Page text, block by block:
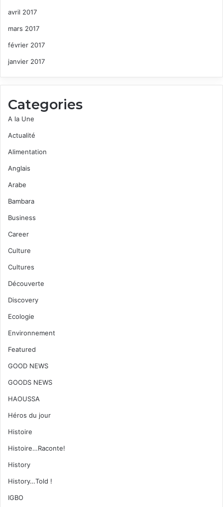
avril 2017
mars 2017
février 2017
janvier 2017
Categories
A la Une
Actualité
Alimentation
Anglais
Arabe
Bambara
Business
Career
Culture
Cultures
Découverte
Discovery
Ecologie
Environnement
Featured
GOOD NEWS
GOODS NEWS
HAOUSSA
Héros du jour
Histoire
Histoire…Raconte!
History
History…Told !
IGBO